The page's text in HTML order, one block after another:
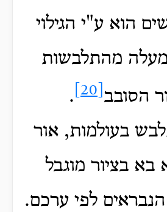
הוא ע"י הגילוי
מהתלבשות
הסובב
.
בעולמות, אור
בציור מוגבל
לפי ערכם.